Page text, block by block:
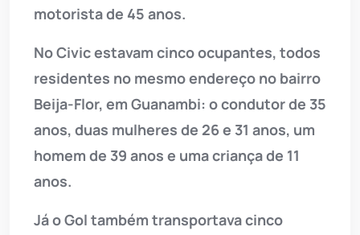
motorista de 45 anos.
No Civic estavam cinco ocupantes, todos
residentes no mesmo endereço no bairro
Beija-Flor, em Guanambi: o condutor de 35
anos, duas mulheres de 26 e 31 anos, um
homem de 39 anos e uma criança de 11
anos.
Já o Gol também transportava cinco